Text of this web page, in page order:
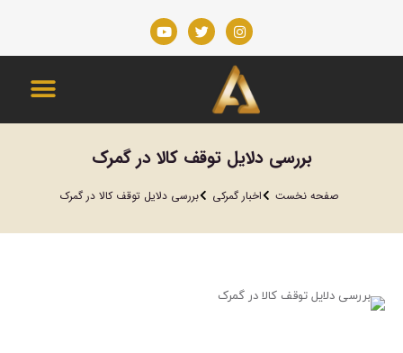
بررسی دلایل توقف کالا در گمرک
صفحه نخست اخبار گمرکی بررسی دلایل توقف کالا در گمرک